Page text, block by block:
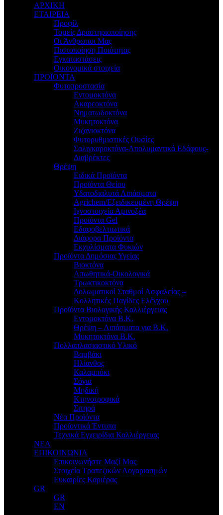
ΑΡΧΙΚΗ
ΕΤΑΙΡΕΙΑ
Προφίλ
Τομείς Δραστηριοποίησης
Οι Άνθρωποι Μας
Πιστοποίηση Ποιότητας
Εγκαταστάσεις
Οικονομικά στοιχεία
ΠΡΟΪΟΝΤΑ
Φυτοπροστασία
Εντομοκτόνα
Ακαρεοκτόνα
Νηματωδοκτόνα
Μυκητοκτόνα
Ζιζανιοκτόνα
Φυτορυθμιστικές Ουσίες
Σαλιγκαροκτόνα-Απολυμαντικά Εδάφους-
Διαβρέκτες
Θρέψη
Ειδικά Προϊόντα
Προϊόντα Θείου
Υδατοδιαλυτά Λιπάσματα
Agrichem/Εξειδικευμένη Θρέψη
Ιχνοστοιχεία Αμινοξέα
Προϊόντα Gel
Εδαφοβελτιωτικά
Διάφορα Προϊόντα
Εκχυλίσματα Φυκιών
Προϊόντα Δημόσιας Υγείας
Βιοκτόνα
Απωθητικά-Οικολογικά
Τρωκτικοκτόνα
Δολωματικοί Σταθμοί Ασφαλείας –
Κολλητικές Παγίδες Ελέγχου
Προϊόντα Βιολογικής Καλλιέργειας
Εντομοκτόνα Β.Κ.
Θρέψη – Λιπάσματα για Β.Κ.
Μυκητοκτόνα Β.Κ.
Πολλαπλασιαστικό Υλικό
Βαμβάκι
Ηλίανθος
Καλαμπόκι
Σόγια
Μηδική
Κτηνοτροφικά
Σιτηρά
Νέα Προϊόντα
Προϊοντικά Έντυπα
Τεχνικά Εγχειρίδια Καλλιέργειας
ΝΕΑ
ΕΠΙΚΟΙΝΩΝΙΑ
Επικοινωνήστε Μαζί Μας
Στοιχεία Τραπεζικών Λογαριασμών
Ευκαιρίες Καριέρας
GR
GR
EN